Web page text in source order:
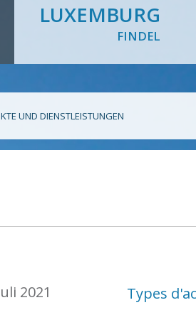
LUXEMBURG
FINDEL
UND DIENSTLEISTUNGEN
2021 Types